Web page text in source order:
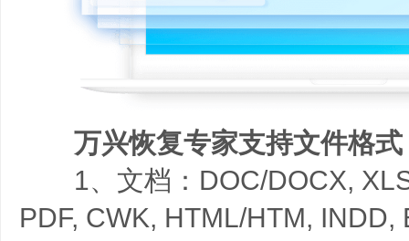
万兴恢复专家支持文件格式
1、文档：DOC/DOCX,
PDF, CWK, HTML/HTM, INDD,